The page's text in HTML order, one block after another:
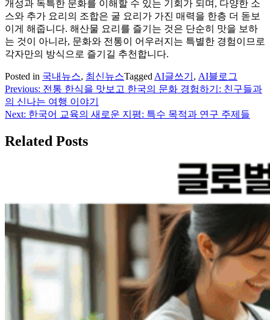
개성과 독특한 문화를 이해할 수 있는 기회가 되며, 다양한 소
스와 추가 요리의 조합은 굴 요리가 가진 매력을 한층 더 돋보
이게 해줍니다. 해산물 요리를 즐기는 것은 단순히 맛을 보하
는 것이 아니라, 문화와 전통이 어우러지는 특별한 경험이므로
각자만의 방식으로 즐기길 추천합니다.
Posted in 국내뉴스, 최신뉴스Tagged AI글쓰기 , AI블로그
글
탐
Previous: 전통 한식을 맛보고 한국의 문화 경험하기: 친구들과
의 신나는 여행 이야기
Next: 한국어 교육의 새로운 지평: 특수 목적과 연구 주제들
Related Posts